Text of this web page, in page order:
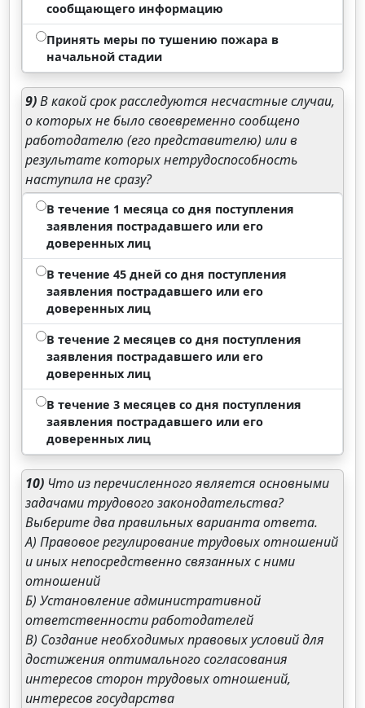
сообщающего информацию
Принять меры по тушению пожара в
начальной стадии
9)В какой срок расследуются несчастные случаи,
о которых не было своевременно сообщено
работодателю (его представителю) или в
результате которых нетрудоспособность
наступила не сразу?
В течение 1 месяца со дня поступления
заявления пострадавшего или его
доверенных лиц
В течение 45 дней со дня поступления
заявления пострадавшего или его
доверенных лиц
В течение 2 месяцев со дня поступления
заявления пострадавшего или его
доверенных лиц
В течение 3 месяцев со дня поступления
заявления пострадавшего или его
доверенных лиц
10) Что из перечисленного является основными
задачами трудового законодательства?
Выберите два правильных варианта ответа.
А) Правовое регулирование трудовых отношений
и иных непосредственно связанных с ними
отношений
Б) Установление административной
ответственности работодателей
В) Создание необходимых правовых условий для
достижения оптимального согласования
интересов сторон трудовых отношений,
интересов государства